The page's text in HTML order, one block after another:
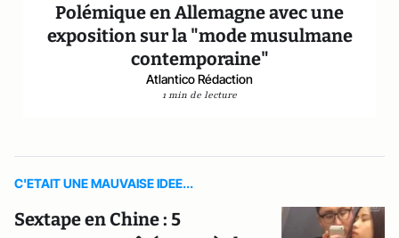
Polémique en Allemagne avec une
exposition sur la "mode musulmane
contemporaine"
Atlantico Rédaction
1 min de lecture
C'ETAIT UNE MAUVAISE IDEE...
Sextape en Chine : 5